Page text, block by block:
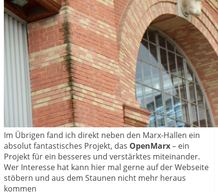
Im Übrigen fand ich direkt neben den Marx-Hallen ein
absolut fantastisches Projekt, das OpenMarx– ein
Projekt für ein besseres und verstärktes miteinander.
Wer Interesse hat kann hier mal gerne auf der Webseite
stöbern und aus dem Staunen nicht mehr heraus
kommen